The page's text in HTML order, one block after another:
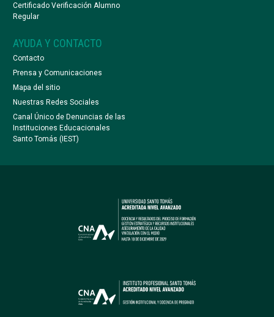
Certificado Verificación Alumno
Regular
AYUDA Y CONTACTO
Contacto
Prensa y Comunicaciones
Mapa del sitio
Nuestras Redes Sociales
Canal Único de Denuncias de las
Instituciones Educacionales
Santo Tomás (IEST)